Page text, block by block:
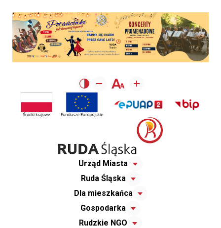
Urząd Miasta
Ruda Śląska
Dla mieszkańca
Gospodarka
Rudzkie NGO